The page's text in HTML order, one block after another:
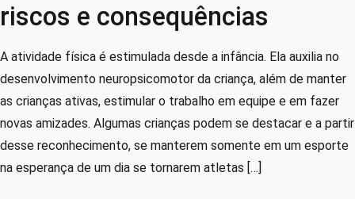
riscos e consequências
A atividade física é estimulada desde a infância. Ela auxilia no
desenvolvimento neuropsicomotor da criança, além de manter
as crianças ativas, estimular o trabalho em equipe e em fazer
novas amizades. Algumas crianças podem se destacar e a partir
desse reconhecimento, se manterem somente em um esporte
na esperança de um dia se tornarem atletas […]